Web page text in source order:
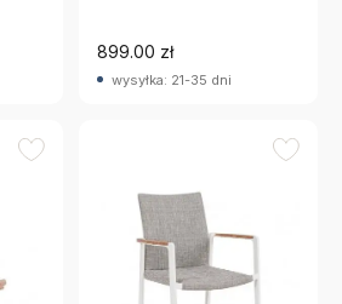
899.00 zł
wysyłka: 21-35 dni